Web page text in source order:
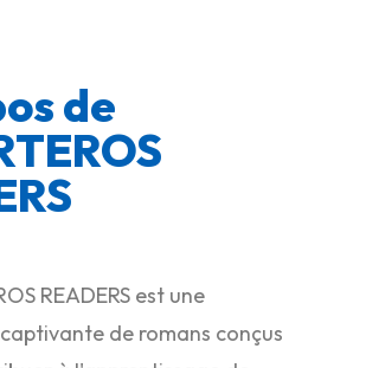
de
READERS est une
de romans conçus